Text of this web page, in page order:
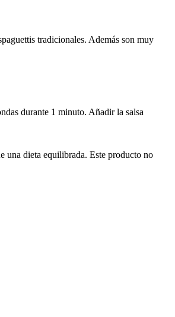
tradicionales. Además son muy
durante 1 minuto. Añadir la salsa
una dieta equilibrada. Este producto no